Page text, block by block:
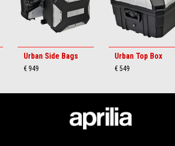
Urban Side Bags
€ 949
Urban Top Box
€ 549